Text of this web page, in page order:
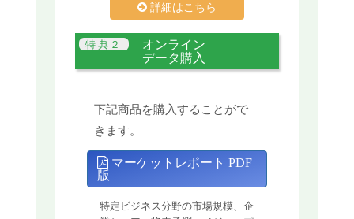
詳細はこちら
オンライン
データ購入
下記商品を購入することがで
きます。
マーケットレポート PDF
版
特定ビジネス分野の市場規模、企